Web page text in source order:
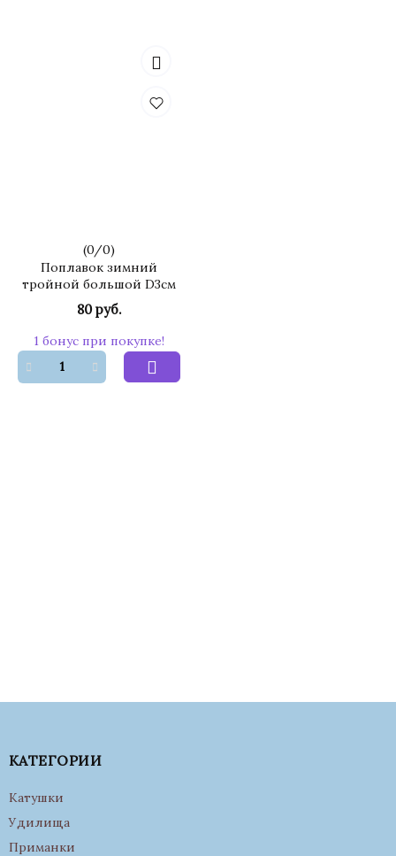
(0/0)
Поплавок зимний
тройной большой D3см
80 руб.
1 бонус при покупке!
КАТЕГОРИИ
Катушки
Удилища
Приманки